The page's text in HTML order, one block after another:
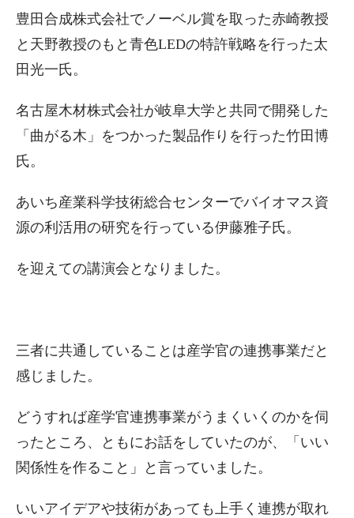
豊田合成株式会社でノーベル賞を取った赤崎教授
と天野教授のもと青色LEDの特許戦略を行った太
田光一氏。
名古屋木材株式会社が岐阜大学と共同で開発した
「曲がる木」をつかった製品作りを行った竹田博
氏。
あいち産業科学技術総合センターでバイオマス資
源の利活用の研究を行っている伊藤雅子氏。
を迎えての講演会となりました。
三者に共通していることは産学官の連携事業だと
感じました。
どうすれば産学官連携事業がうまくいくのかを伺
ったところ、ともにお話をしていたのが、「いい
関係性を作ること」と言っていました。
いいアイデアや技術があっても上手く連携が取れ